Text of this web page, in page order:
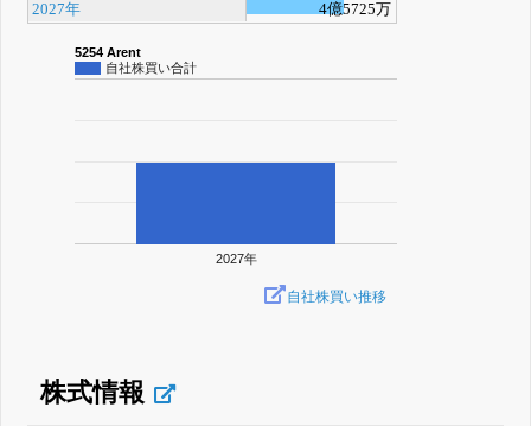
2027年 4億5725万
5254 Arent
自社株買い合計
2027年
自社株買い推移
株式情報